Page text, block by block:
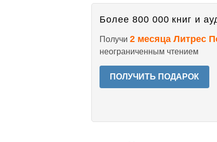
Более 800 000 книг и
Получи 2 месяца Литрес
неограниченным чтением
ПОЛУЧИТЬ ПОДАРОК